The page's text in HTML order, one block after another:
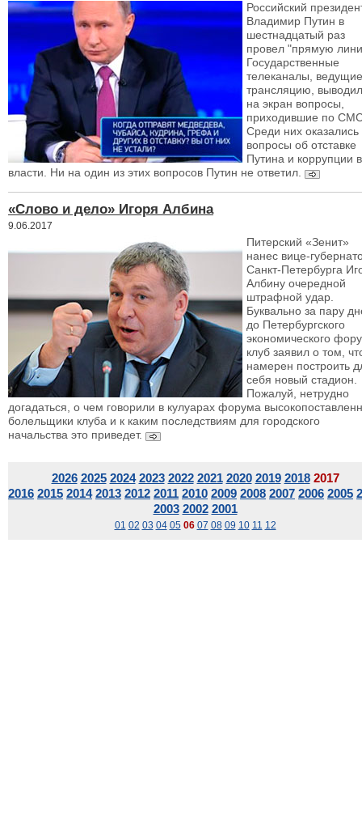
Российский
Владимир Путин в
шестнадцатый раз
провел "прямую
Государственные
телеканалы, ведущие
трансляцию,
на экран вопросы,
приходившие по
Среди них оказались
вопросы об отставке
Путина и коррупции
власти. Ни на один из этих вопросов Путин не ответил.
«Слово и дело» Игоря Албина
9.06.2017
Питерский «Зенит»
нанес вице-
Санкт-Петербурга
Албину очередной
штрафной удар.
Буквально за пару
до Петербургского
экономического
клуб заявил о том,
намерен построить
себя новый стадион.
Пожалуй, нетрудно
догадаться, о чем говорили в кулуарах форума
болельщики клуба и к каким последствиям для городского
начальства это приведет.
2026 2025 2024 2023 2022 2021 2020 2019 2018 2017
2016 2015 2014 2013 2012 2011 2010 2009 2008 2007 2006 2005
2003 2002 2001
01 02 03 04 05 06 07 08 09 10 11 12